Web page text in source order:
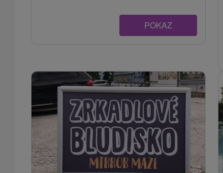
POKAZ